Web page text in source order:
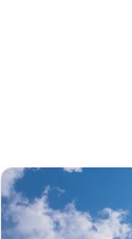
Pár minut